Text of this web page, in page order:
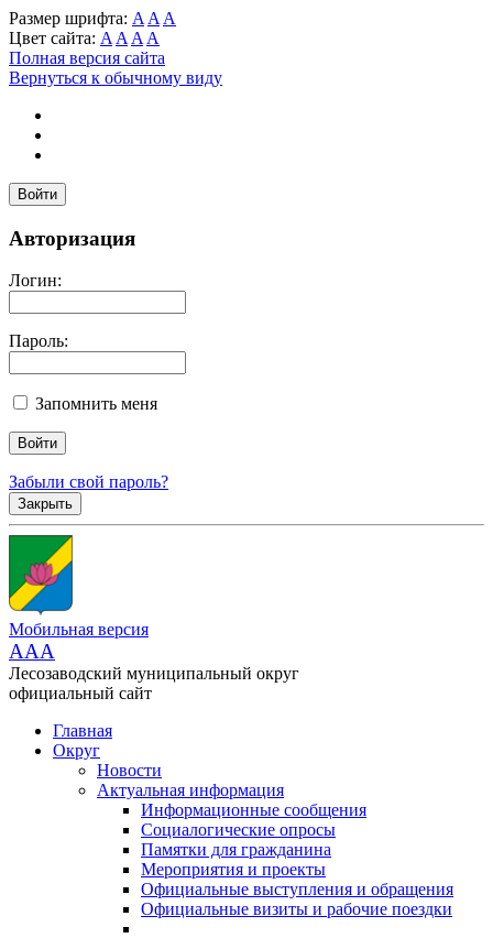
Размер шрифта: A A A
Цвет сайта: A A A A
Полная версия сайта
Вернуться к обычному виду
Войти
Авторизация
Логин:
Пароль:
Запомнить меня
Забыли свой пароль?
Закрыть
Мобильная версия
AAA
Лесозаводский муниципальный округ
официальный сайт
Главная
Округ
Новости
Актуальная информация
Информационные сообщения
Социалогические опросы
Памятки для гражданина
Мероприятия и проекты
Официальные выступления и обращения
Официальные визиты и рабочие поездки